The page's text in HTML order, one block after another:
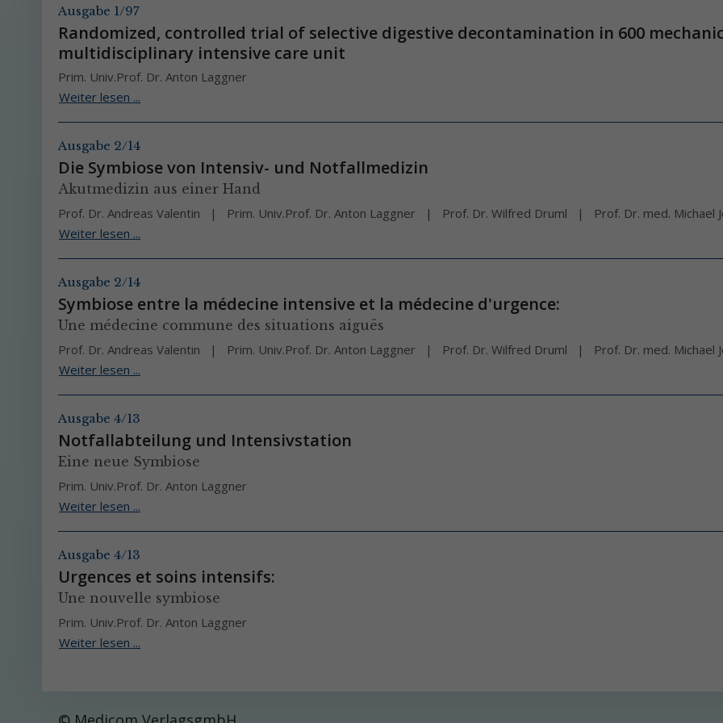
Ausgabe 1/97
Randomized, controlled trial of selective digestive decontamination in 600
multidisciplinary intensive care unit
Prim. Univ.Prof. Dr. Anton Laggner
Weiter lesen ...
Ausgabe 2/14
Die Symbiose von Intensiv- und Notfallmedizin
Akutmedizin aus einer Hand
Prof. Dr. Andreas Valentin
Prim. Univ.Prof. Dr. Anton Laggner Prof. Dr. Wilfred Druml
Prof. Dr. med. Michael
Weiter lesen ...
Ausgabe 2/14
Symbiose entre la médecine intensive et la médecine d'urgence:
Une médecine commune des situations aiguës
Prof. Dr. Andreas Valentin
Prim. Univ.Prof. Dr. Anton Laggner Prof. Dr. Wilfred Druml
Prof. Dr. med. Michael
Weiter lesen ...
Ausgabe 4/13
Notfallabteilung und Intensivstation
Eine neue Symbiose
Prim. Univ.Prof. Dr. Anton Laggner
Weiter lesen ...
Ausgabe 4/13
Urgences et soins intensifs:
Une nouvelle symbiose
Prim. Univ.Prof. Dr. Anton Laggner
Weiter lesen ...